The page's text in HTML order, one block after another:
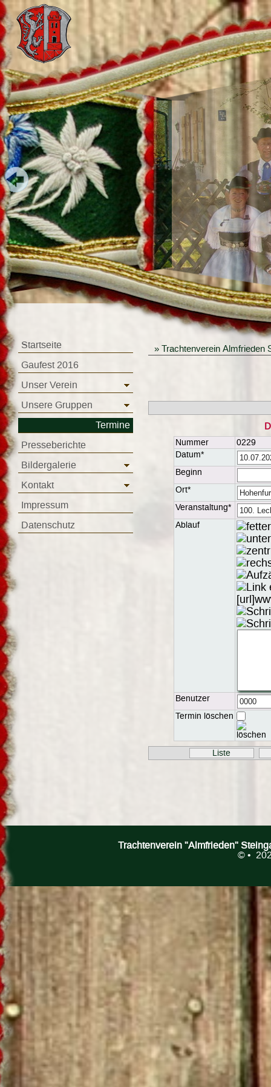
Trachtenverein "Almfrieden"
© •
Startseite
Gaufest 2016
Unser Verein
Unsere Gruppen
Termine
Presseberichte
Bildergalerie
Kontakt
Impressum
Datenschutz
» Trachtenverein Almfrieden
Nummer
0229
Datum*
Beginn
Ort*
Veranstaltung*
Ablauf
Benutzer
Termin löschen
Liste